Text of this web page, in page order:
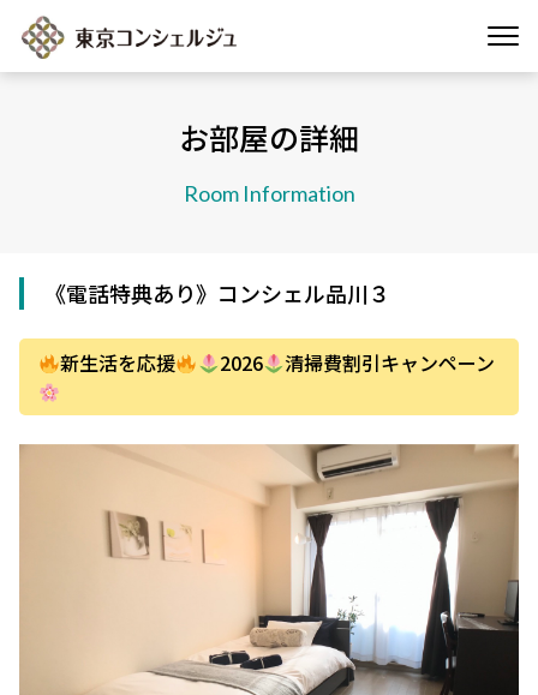
お部屋の詳細
Room Information
《電話特典あり》コンシェル品川３
新生活を応援 2026 清掃費割引キャンペーン